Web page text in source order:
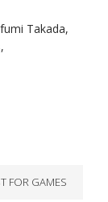
Takada,
FOR GAMES